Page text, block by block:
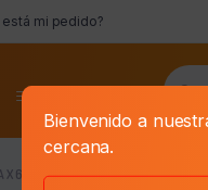
está mi pedido?
X 60 CAPS.
Bienvenido a
cercana.